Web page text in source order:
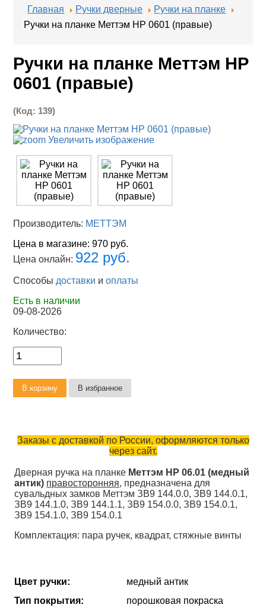
Главная Ручки дверные
Ручки на планке
Ручки на планке Меттэм НР 0601 (правые)
Ручки на планке Меттэм НР
0601 (правые)
(Код: 139)
Увеличить изображение
Производитель: МЕТТЭМ
Цена в магазине:970 руб.
Цена онлайн: 922 руб.
Способы доставки иоплаты
Есть в наличии
09-08-2026
Количество:
Заказы с доставкой по России, оформляются только
через сайт.
Дверная ручка на планке Меттэм НР 06.01 (медный
антик) правосторонняя, предназначена для
сувальдных замков Меттэм ЗВ9 144.0.0, ЗВ9 144.0.1,
ЗВ9 144.1.0, ЗВ9 144.1.1, ЗВ9 154.0.0, ЗВ9 154.0.1,
ЗВ9 154.1.0, ЗВ9 154.0.1
Комплектация: пара ручек, квадрат, стяжные винты
Цвет ручки:
медный антик
Тип покрытия:
порошковая покраска